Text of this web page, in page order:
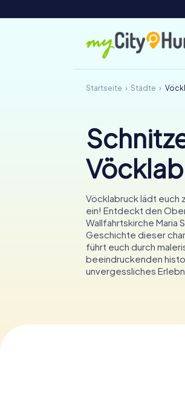
Startseite Städte
Vöcklabruck lädt euch
ein! Entdeckt den
Wallfahrtskirche Maria
Geschichte dieser
führt euch durch
beeindruckenden
unvergessliches